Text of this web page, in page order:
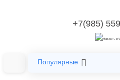
+7(985)
Популярные